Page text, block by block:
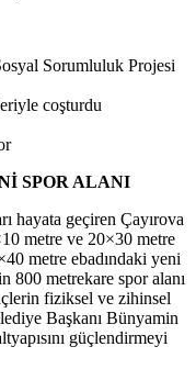
Sorumluluk Projesi
coşturdu
SPOR ALANI
hayata geçiren Çayırova
metre ve 20×30 metre
metre ebadındaki yeni
800 metrekare spor alanı
fiziksel ve zihinsel
Başkanı Bünyamin
güçlendirmeyi